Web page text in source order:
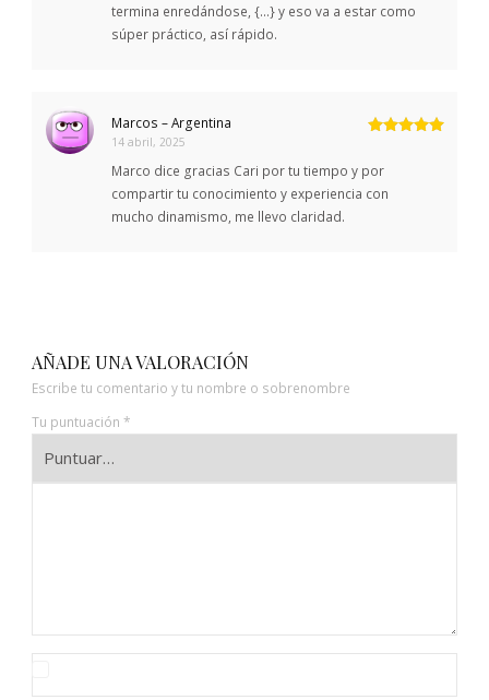
termina enredándose, {…} y eso va a estar como
súper práctico, así rápido.
Marcos – Argentina
14 abril, 2025
Marco dice gracias Cari por tu tiempo y por
compartir tu conocimiento y experiencia con
mucho dinamismo, me llevo claridad.
AÑADE UNA VALORACIÓN
Escribe tu comentario y tu nombre o sobrenombre
Tu puntuación *